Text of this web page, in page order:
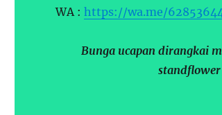
WA :https://wa.me/
Bunga ucapan dirangkai